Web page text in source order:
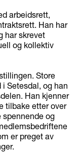
arbeidsrett,
Han har
har skrevet
og kollektiv
Store
Setesdal, og han
Han kjenner
tilbake etter over
spennende og
er preget av